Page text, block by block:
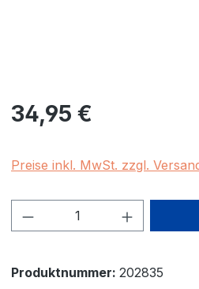
Regulärer Preis:
34,95 €
Preise inkl. MwSt. zzgl.
Produkt Anzahl:
Produktnummer: 202835